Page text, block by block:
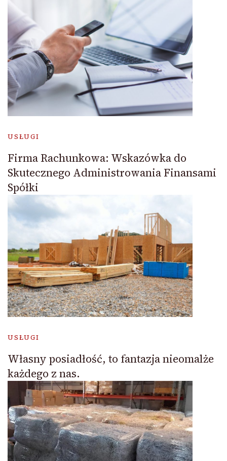
USŁUGI
Firma Rachunkowa: Wskazówka do
Skutecznego Administrowania Finansami
Spółki
USŁUGI
Własny posiadłość, to fantazja nieomalże
każdego z nas.